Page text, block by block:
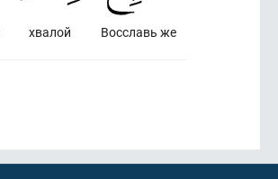
Восславь же
хвалой